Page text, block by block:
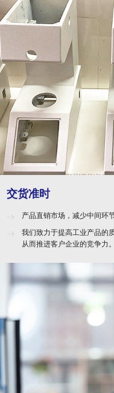
交货准时
产品直销市场，减少中间环
我们致力于提高工业产品的
从而推进客户企业的竞争力。